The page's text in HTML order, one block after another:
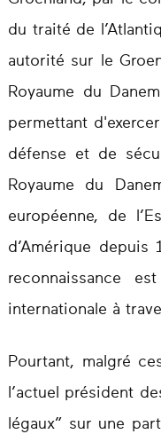
du traité de
autorité sur le
Royaume du
permettant
défense et de
Royaume du
européenne, de
d’Amérique
reconnaissance
internationale à
Pourtant, malgré
l’actuel président
légaux” sur une